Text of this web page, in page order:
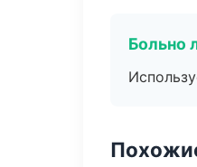
Больно